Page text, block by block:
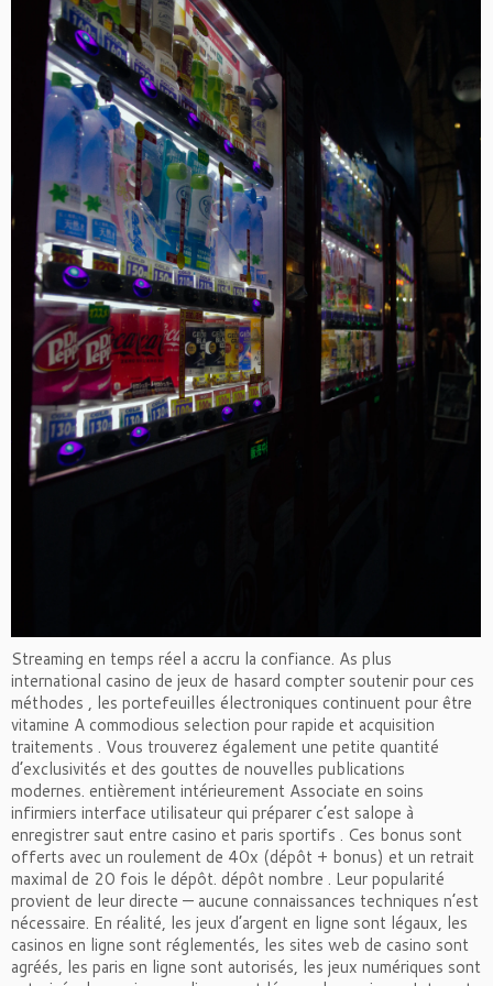
Streaming en temps réel a accru la confiance. As plus
international casino de jeux de hasard compter soutenir pour ces
méthodes , les portefeuilles électroniques continuent pour être
vitamine A commodious selection pour rapide et acquisition
traitements . Vous trouverez également une petite quantité
d’exclusivités et des gouttes de nouvelles publications
modernes. entièrement intérieurement Associate en soins
infirmiers interface utilisateur qui préparer c’est salope à
enregistrer saut entre casino et paris sportifs . Ces bonus sont
offerts avec un roulement de 40x (dépôt + bonus) et un retrait
maximal de 20 fois le dépôt. dépôt nombre . Leur popularité
provient de leur directe — aucune connaissances techniques n’est
nécessaire. En réalité, les jeux d’argent en ligne sont légaux, les
casinos en ligne sont réglementés, les sites web de casino sont
agréés, les paris en ligne sont autorisés, les jeux numériques sont